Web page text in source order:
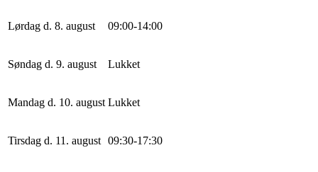
Lørdag d. 8. august 09:00-14:00
Søndag d. 9. august Lukket
Mandag d. 10. august Lukket
Tirsdag d. 11. august 09:30-17:30